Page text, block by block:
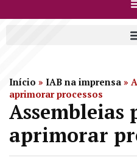
Início » IAB na imprensa »
aprimorar processos
Assembleias
aprimorar